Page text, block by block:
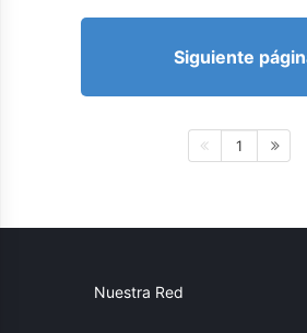
Siguiente
1
Nuestra Red